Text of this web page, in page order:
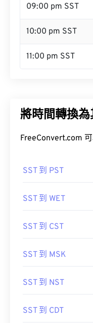
09:00 pm SST
10:00 pm SST
11:00 pm SST
將時間轉換
FreeConvert.com
SST 到 PST
SST 到 WET
SST 到 CST
SST 到 MSK
SST 到 NST
SST 到 CDT